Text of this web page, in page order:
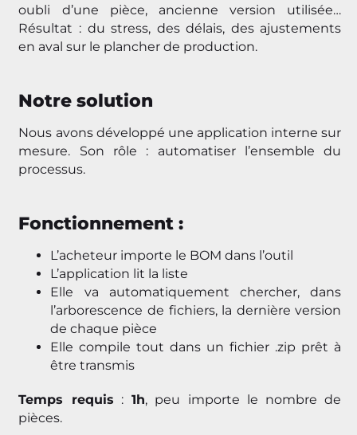
oubli d’une pièce, ancienne version utilisée…
Résultat : du stress, des délais, des ajustements
en aval sur le plancher de production.
Notre solution
Nous avons développé une application interne sur
mesure. Son rôle : automatiser l’ensemble du
processus.
Fonctionnement :
L’acheteur importe le BOM dans l’outil
L’application lit la liste
Elle va automatiquement chercher, dans
l’arborescence de fichiers, la dernière version
de chaque pièce
Elle compile tout dans un fichier .zip prêt à
être transmis
Temps requis :1h, peu importe le nombre de
pièces.